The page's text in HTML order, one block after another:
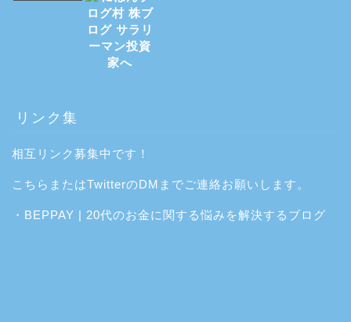
リンク集
相互リンク募集中です！
こちら またはTwitterのDMまでご連絡お願いします。
・ BEPPAY | 20代のお金に関する悩みを解決するブログ